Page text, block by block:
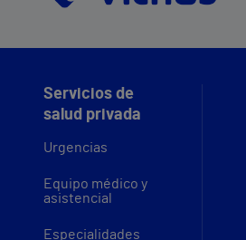
Servicios de
salud privada
Urgencias
Equipo médico y
asistencial
Especialidades